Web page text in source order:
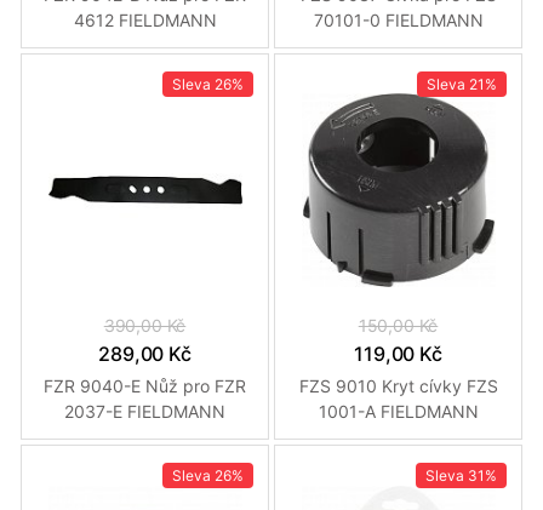
4612 FIELDMANN
70101-0 FIELDMANN
Sleva 26%
390,00 Kč
289,00 Kč
FZR 9040-E Nůž pro FZR
2037-E FIELDMANN
Sleva 21%
150,00 Kč
119,00 Kč
FZS 9010 Kryt cívky FZS
1001-A FIELDMANN
Sleva 26% Sleva 31%